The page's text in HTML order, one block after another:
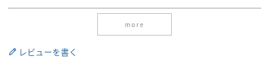
more
レビューを書く